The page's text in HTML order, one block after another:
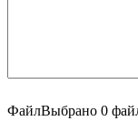
ФайлВыбрано 0